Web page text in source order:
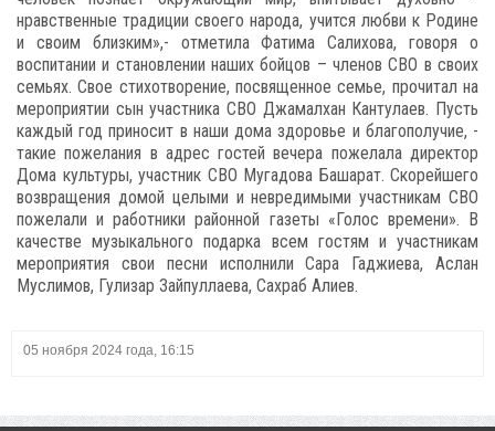
нравственные традиции своего народа, учится любви к Родине
и своим близким»,- отметила Фатима Салихова, говоря о
воспитании и становлении наших бойцов – членов СВО в своих
семьях. Свое стихотворение, посвященное семье, прочитал на
мероприятии сын участника СВО Джамалхан Кантулаев. Пусть
каждый год приносит в наши дома здоровье и благополучие, -
такие пожелания в адрес гостей вечера пожелала директор
Дома культуры, участник СВО Мугадова Башарат. Скорейшего
возвращения домой целыми и невредимыми участникам СВО
пожелали и работники районной газеты «Голос времени». В
качестве музыкального подарка всем гостям и участникам
мероприятия свои песни исполнили Сара Гаджиева, Аслан
Муслимов, Гулизар Зайпуллаева, Сахраб Алиев.
05 ноября 2024 года, 16:15